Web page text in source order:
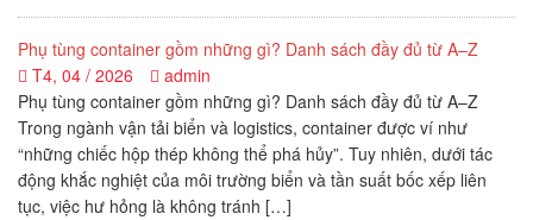
Phụ tùng container gồm những gì? Danh sách đầy đủ từ A–Z
T4, 04 / 2026
admin
Phụ tùng container gồm những gì? Danh sách đầy đủ từ A–Z
Trong ngành vận tải biển và logistics, container được ví như
“những chiếc hộp thép không thể phá hủy”. Tuy nhiên, dưới tác
động khắc nghiệt của môi trường biển và tần suất bốc xếp liên
tục, việc hư hỏng là không tránh […]